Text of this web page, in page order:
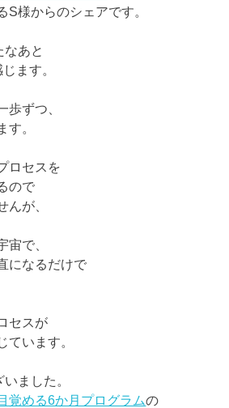
S様からのシェアです。
なあと
ます。
歩ずつ、
す。
ロセスを
ので
んが、
宙で、
になるだけで
セスが
ています。
ました。
覚める6か月プログラムの